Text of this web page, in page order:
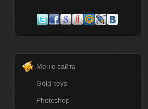
Меню сайта
Gold keys
Photoshop